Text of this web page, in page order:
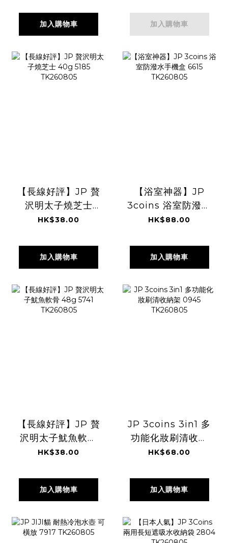
加入購物車 加入購物車
【長線好評】JP 贅
沢明太子燒芝士
40g 5185
HK$38.00
加入購物車
【浴室神器】JP
3coins 浴室防潑水
手機盒 6615
HK$88.00
加入購物車
【長線好評】JP 贅
沢明太子魷魚軟骨
48g 5741
HK$38.00
加入購物車
JP 3coins 3in1 多
功能化妝刷清收納
架 0945
HK$68.00
加入購物車